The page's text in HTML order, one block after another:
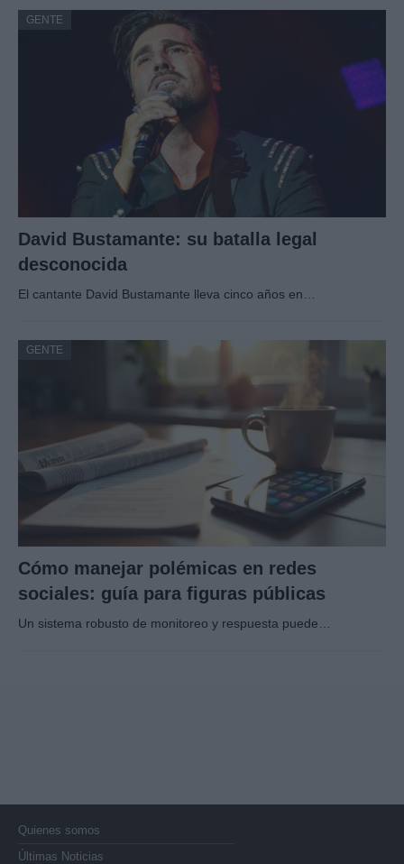
GENTE
David Bustamante: su batalla legal
desconocida
El cantante David Bustamante lleva cinco años en…
GENTE
Cómo manejar polémicas en redes
sociales: guía para figuras públicas
Un sistema robusto de monitoreo y respuesta puede…
Quienes somos
Últimas Noticias